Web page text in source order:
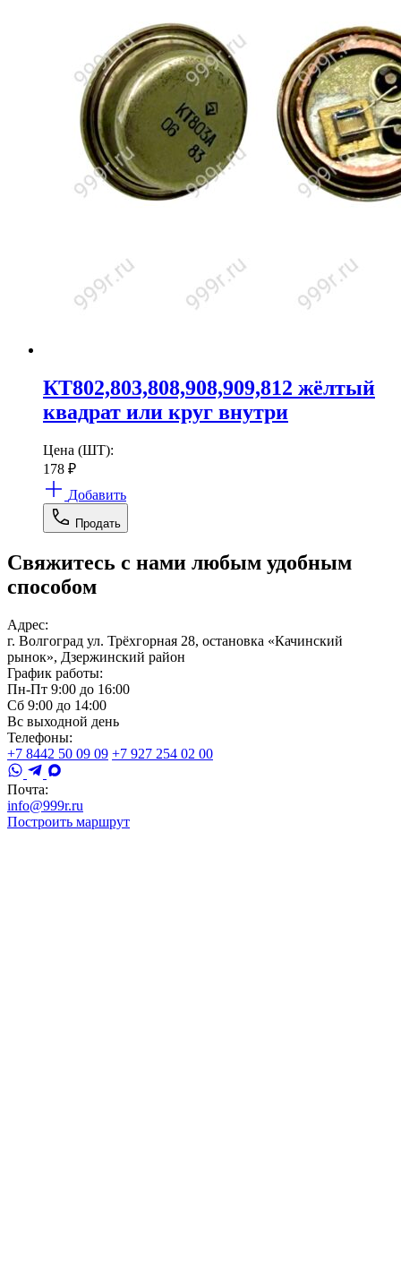
КТ802,803,808,908,909,812 жёлтый
квадрат или круг внутри
Цена (ШТ):
178 ₽
Добавить
Продать
Свяжитесь с нами любым удобным
способом
Адрес:
г. Волгоград ул. Трёхгорная 28, остановка «Качинский
рынок», Дзержинский район
График работы:
Пн-Пт 9:00 до 16:00
Сб 9:00 до 14:00
Вс выходной день
Телефоны:
+7 8442 50 09 09 +7 927 254 02 00
Почта:
info@999r.ru
Построить маршрут